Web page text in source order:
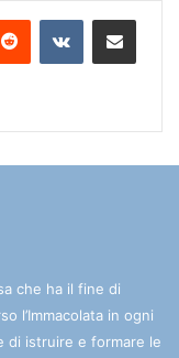
che ha il fine di
l’Immacolata in ogni
di istruire e formare le